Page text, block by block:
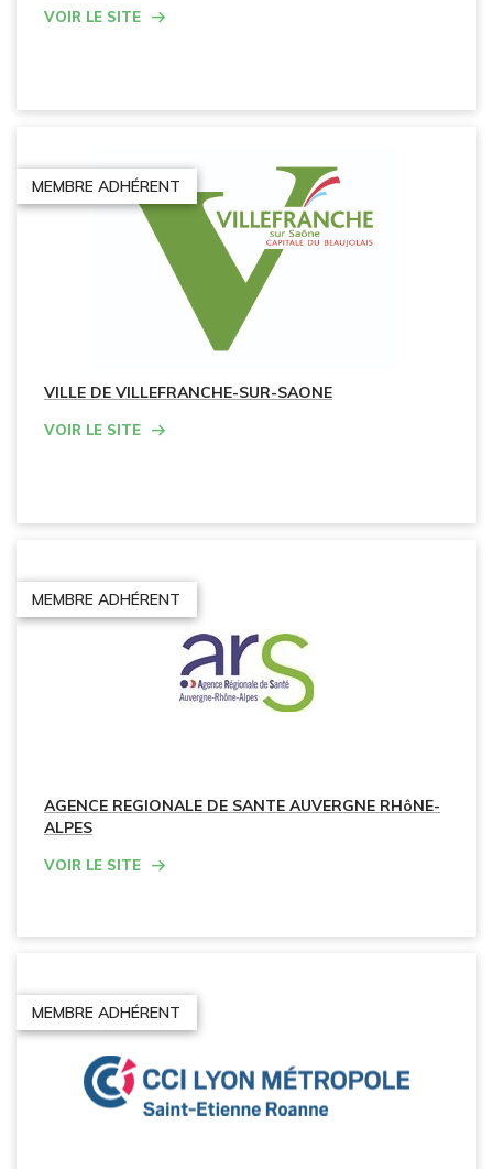
Voir le site
MEMBRE ADHÉRENT
VILLE DE VILLEFRANCHE-SUR-SAONE
Voir le site
MEMBRE ADHÉRENT
AGENCE REGIONALE DE SANTE AUVERGNE RHôNE-
ALPES
Voir le site
MEMBRE ADHÉRENT